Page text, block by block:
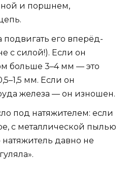
и поршнем,
подвигать его вперёд-
с силой!). Если он
больше 3–4 мм — это
мм. Если он
железа — он изношен.
под натяжителем: если
с металлической пылью
натяжитель давно не